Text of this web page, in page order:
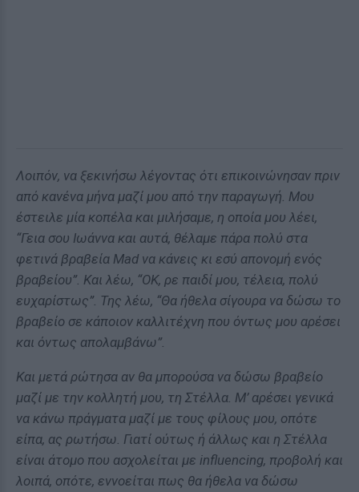
Λοιπόν, να ξεκινήσω λέγοντας ότι επικοινώνησαν πριν
από κανένα μήνα μαζί μου από την παραγωγή. Μου
έστειλε μία κοπέλα και μιλήσαμε, η οποία μου λέει,
“Γεια σου Ιωάννα και αυτά, θέλαμε πάρα πολύ στα
φετινά βραβεία Mad να κάνεις κι εσύ απονομή ενός
βραβείου”. Και λέω, “ΟΚ, ρε παιδί μου, τέλεια, πολύ
ευχαρίστως”. Της λέω, “Θα ήθελα σίγουρα να δώσω το
βραβείο σε κάποιον καλλιτέχνη που όντως μου αρέσει
και όντως απολαμβάνω”.
Και μετά ρώτησα αν θα μπορούσα να δώσω βραβείο
μαζί με την κολλητή μου, τη Στέλλα. Μ’ αρέσει γενικά
να κάνω πράγματα μαζί με τους φίλους μου, οπότε
είπα, ας ρωτήσω. Γιατί ούτως ή άλλως και η Στέλλα
είναι άτομο που ασχολείται με influencing, προβολή και
λοιπά, οπότε, εννοείται πως θα ήθελα να δώσω